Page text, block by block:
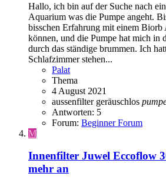
Hallo, ich bin auf der Suche nach
Aquarium was die Pumpe angeht.
bisschen Erfahrung mit einem Biorb
können, und die Pumpe hat mich in
durch das ständige brummen. Ich
Schlafzimmer stehen...
Palat
Thema
4 August 2021
aussenfilter geräuschlos
Antworten: 5
Forum: Beginner Forum
M
Innenfilter Juwel Eccoflow
mehr an